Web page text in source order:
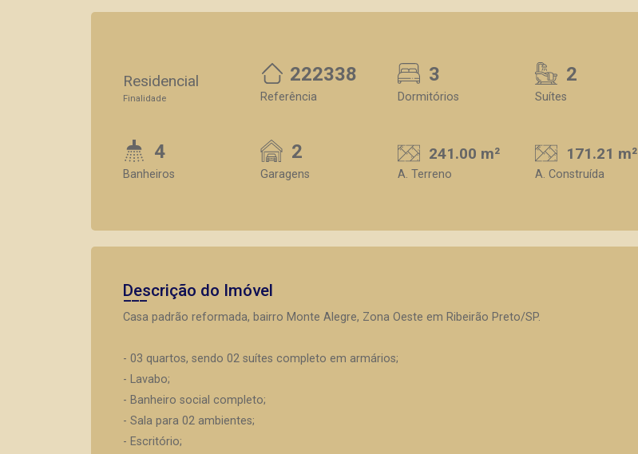
Residencial
Finalidade
222338
Referência
3
Dormitórios
2
Suítes
4
Banheiros
2
Garagens
241.00 m²
A. Terreno
171.21 m²
A. Construída
Descrição do Imóvel
Casa padrão reformada, bairro Monte Alegre, Zona Oeste em Ribeirão Preto/SP.
- 03 quartos, sendo 02 suítes completo em armários;
- Lavabo;
- Banheiro social completo;
- Sala para 02 ambientes;
- Escritório;